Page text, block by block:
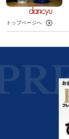
トップページへ